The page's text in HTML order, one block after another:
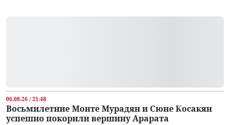
06.08.26 / 21:48
Восьмилетние Монте Мурадян и Сюне Косакян
успешно покорили вершину Арарата